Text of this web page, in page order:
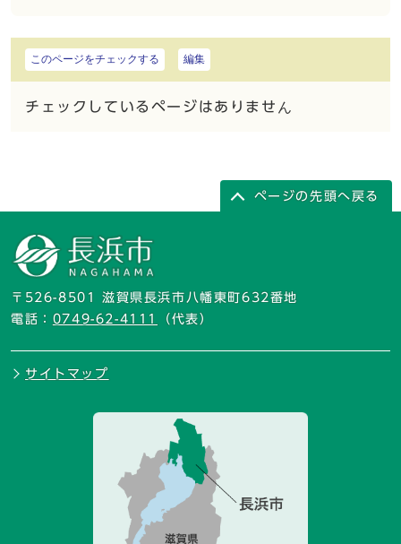
このページをチェックする 編集
チェックしているページはありません
ページの先頭へ戻る
〒526-8501 滋賀県長浜市八幡東町632番地
電話： 0749-62-4111 （代表）
サイトマップ